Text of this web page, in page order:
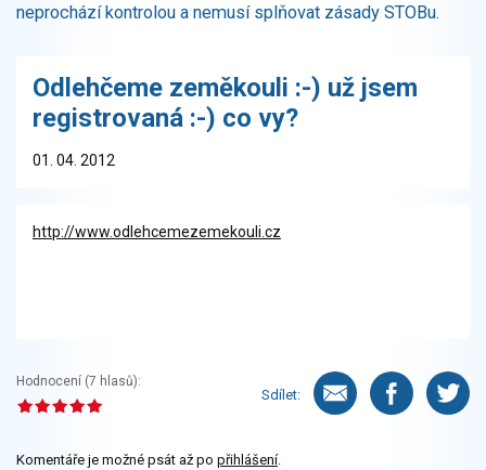
neprochází kontrolou a nemusí splňovat zásady STOBu.
Odlehčeme zeměkouli :-) už jsem
registrovaná :-) co vy?
01. 04. 2012
http://www.odlehcemezemekouli.cz
Hodnocení (7 hlasů):
Sdílet:
Komentáře je možné psát až po přihlášení.